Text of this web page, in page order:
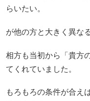
らいたい。
が他の方と大きく異な
相方も当初から「貴方
てくれていました。
もろもろの条件が合え